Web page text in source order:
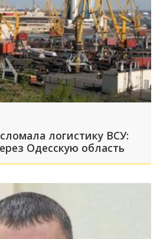
логистику ВСУ:
Одесскую область